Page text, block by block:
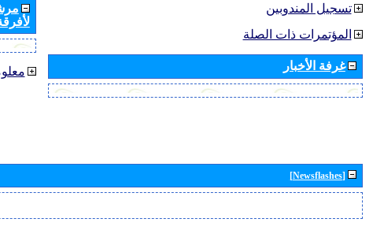
تسجيل المندوبين
المؤتمرات ذات الصلة
غرفة الأخبار
[Newsflashes]